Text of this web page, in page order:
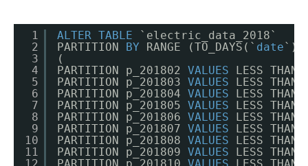
1
2
3
4
5
6
7
8
9
10
11
ALTER TABLE
`electric_data_2018`
PARTITION BY RANGE (TO_DAYS(` date`))
(
PARTITION p_201802 VALUES
LESS THAN
PARTITION p_201803 VALUES
LESS THAN
PARTITION p_201804 VALUES
LESS THAN
PARTITION p_201805 VALUES
LESS THAN
PARTITION p_201806 VALUES
LESS THAN
PARTITION p_201807 VALUES
LESS THAN
PARTITION p_201808 VALUES
LESS THAN
PARTITION p_201809 VALUES
LESS THAN